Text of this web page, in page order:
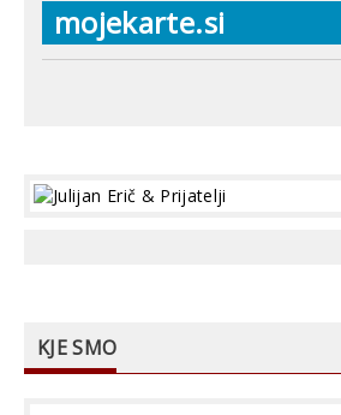
mojekarte.si
KJE SMO